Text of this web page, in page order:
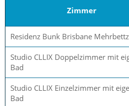
Zimmer
Residenz Bunk Brisbane
Studio CLLIX Doppelzimmer mit
Bad
Studio CLLIX Einzelzimmer mit
Bad